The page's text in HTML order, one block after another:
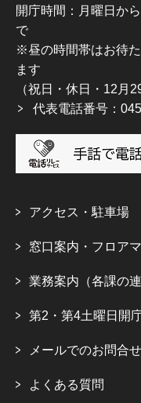
開庁時間：月曜日か
で
※昼の時間帯はお待
ます
（祝日・休日・12月
代表電話番号：
アクセス・駐車場
窓口案内・フロア
業務案内（各課の連
第2・第4土曜日開
メールでのお問合せ
よくある質問